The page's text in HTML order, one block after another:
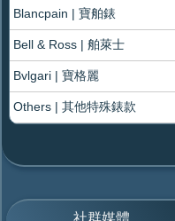
Blancpain | 寶舶錶
Bell & Ross | 舶萊士
Bvlgari | 寶格麗
Others | 其他特殊錶款
社群媒體